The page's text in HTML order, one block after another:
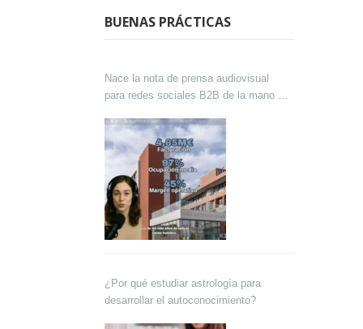
BUENAS PRÁCTICAS
Nace la nota de prensa audiovisual
para redes sociales B2B de la mano de
¿Por qué estudiar astrología para
desarrollar el autoconocimiento?